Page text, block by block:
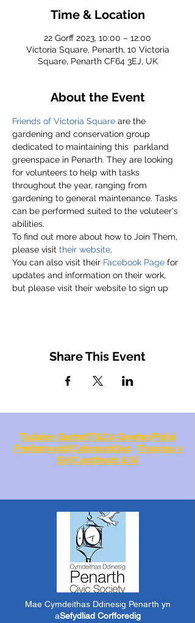
Time & Location
22 Gorff 2023, 10:00 – 12:00
Victoria Square, Penarth, 10 Victoria
Square, Penarth CF64 3EJ, UK
About the Event
Friends of Victoria Square are the
gardening and conservation group
dedicated to maintaining this  parkland
greenspace in Penarth. They are looking
for volunteers to help with tasks
throughout the year, ranging from
gardening to general maintenance. Tasks
can be performed suited to the voluteer's
abilities.
To find out more about how to Join Them,
please visit their website.
You can also visit their Facebook Page for
updates and information on their work,
but please visit their website to sign up
Share This Event
Tudalen Gartref/T&Cs Gwefan/Polisi
Preifatrwydd/Cyfansoddiad/Trysorau y
Sir/Cysylltwch â Ni
Mae Cymdeithas Ddinesig Penarth yn
aSefydliad Corfforedig